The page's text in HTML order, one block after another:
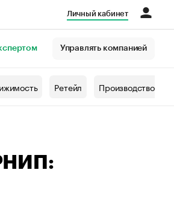
Личный кабинет
Управлять компанией
Ретейл Производство